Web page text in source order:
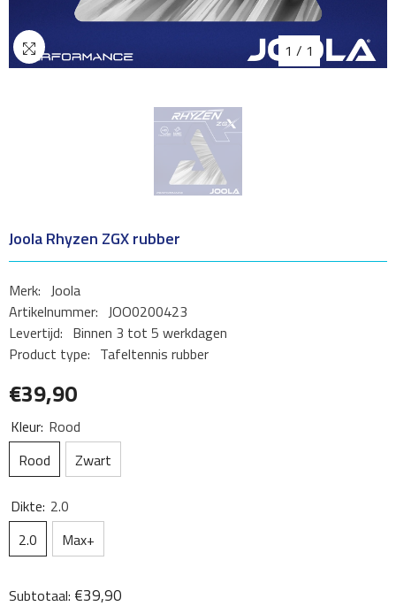
1 / 1
Joola Rhyzen ZGX rubber
Merk: Joola
Artikelnummer: JOO0200423
Levertijd: Binnen 3 tot 5 werkdagen
Product type: Tafeltennis rubber
€39,90
Kleur: Rood
Rood
Zwart
Dikte: 2.0
2.0
Max+
Subtotaal: €39,90